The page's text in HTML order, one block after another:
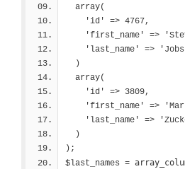
  array(
    'id' => 4767,
'first_name' =>
'last_name' =>
  )
  array(
    'id' => 3809,
'first_name' =>
'last_name' =>
  )
);
$last_names =